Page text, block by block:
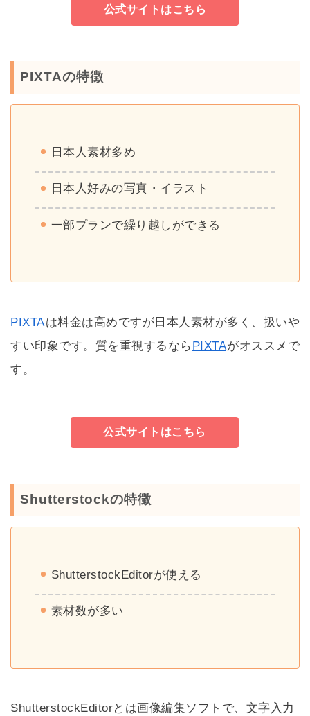
公式サイトはこちら
PIXTAの特徴
日本人素材多め
日本人好みの写真・イラスト
一部プランで繰り越しができる
PIXTAは料金は高めですが日本人素材が多く、扱いや
すい印象です。質を重視するなら PIXTAがオススメで
す。
公式サイトはこちら
Shutterstockの特徴
ShutterstockEditorが使える
素材数が多い
ShutterstockEditorとは画像編集ソフトで、文字入力